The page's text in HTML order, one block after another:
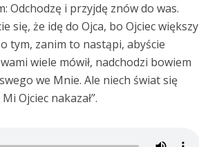
Odchodzę i przyjdę znów do was.
się, że idę do Ojca, bo Ojciec większy
tym, zanim to nastąpi, abyście
wiele mówił, nadchodzi bowiem
we Mnie. Ale niech świat się
Ojciec nakazał”.